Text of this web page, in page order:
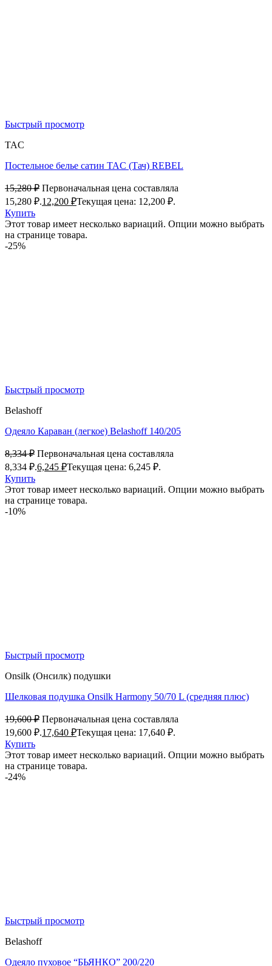
Быстрый просмотр
TAC
Постельное белье сатин TAC (Тач) REBEL
15,280₽ Первоначальная цена составляла
15,280 ₽.12,200 ₽Текущая цена: 12,200 ₽.
Купить
Этот товар имеет несколько вариаций. Опции можно выбрать
на странице товара.
-25%
Быстрый просмотр
Belashoff
Одеяло Караван (легкое) Belashoff 140/205
8,334₽ Первоначальная цена составляла
8,334 ₽.6,245 ₽Текущая цена: 6,245 ₽.
Купить
Этот товар имеет несколько вариаций. Опции можно выбрать
на странице товара.
-10%
Быстрый просмотр
Onsilk (Онсилк) подушки
Шелковая подушка Onsilk Harmony 50/70 L (средняя плюс)
19,600₽ Первоначальная цена составляла
19,600 ₽.17,640 ₽Текущая цена: 17,640 ₽.
Купить
Этот товар имеет несколько вариаций. Опции можно выбрать
на странице товара.
-24%
Быстрый просмотр
Belashoff
Одеяло пуховое “БЬЯНКО” 200/220